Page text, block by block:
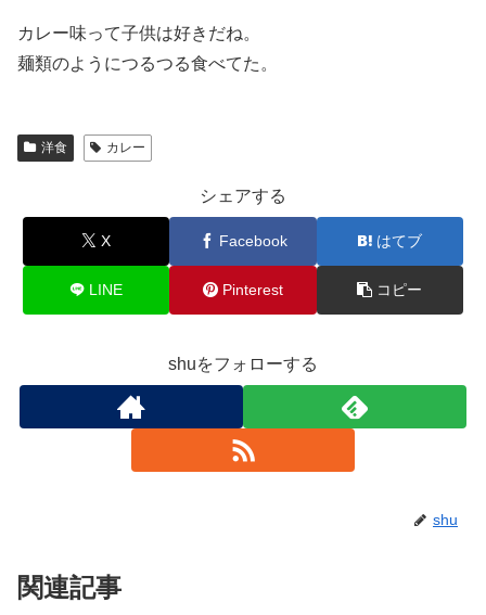
カレー味って子供は好きだね。
麺類のようにつるつる食べてた。
洋食 カレー
シェアする
X Facebook はてブ
LINE Pinterest コピー
shuをフォローする
shu
関連記事